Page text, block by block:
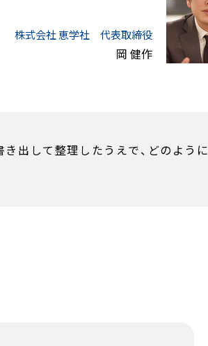
株式会社 恵学社 代表取締役
岡 健作
き出して整理したうえで、どのように